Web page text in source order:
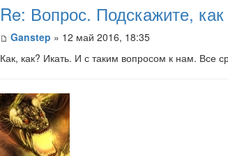
Re: Вопрос. Подскажите,
Ganstep » 12 май 2016, 18:35
Как, как? Икать. И с таким вопросом к нам. Все